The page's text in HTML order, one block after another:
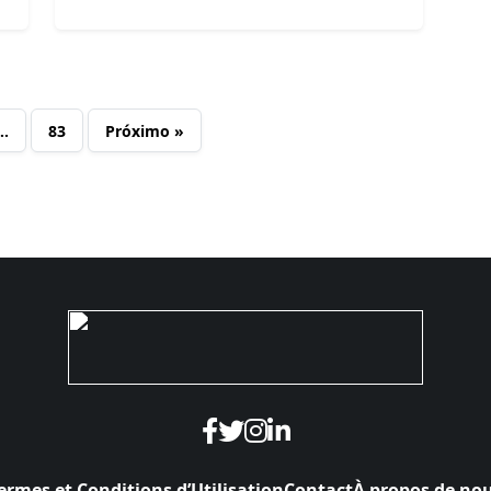
83 Próximo »